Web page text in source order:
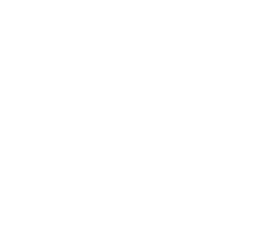
menu